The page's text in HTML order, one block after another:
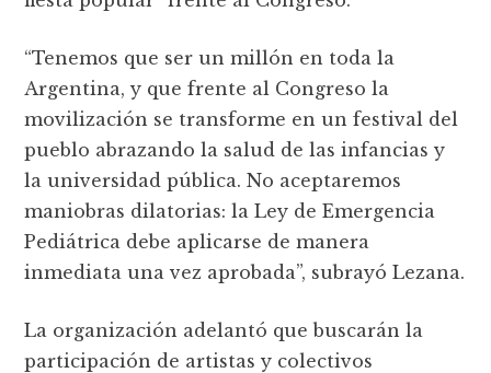
“Tenemos que ser un millón en toda la
Argentina, y que frente al Congreso la
movilización se transforme en un festival del
pueblo abrazando la salud de las infancias y
la universidad pública. No aceptaremos
maniobras dilatorias: la Ley de Emergencia
Pediátrica debe aplicarse de manera
inmediata una vez aprobada”, subrayó Lezana.
La organización adelantó que buscarán la
participación de artistas y colectivos